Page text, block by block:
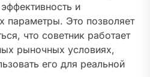
и
параметры. Это позволяет
что советник работает
рыночных условиях,
его для реальной